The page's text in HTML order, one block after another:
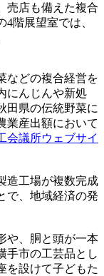
売店も備えた複合
階展望室では、
などの複合経営を
にんじんや新処
田県の伝統野菜に
業産出額において
会議所ウェブサイ
造工場が複数完成
で、地域経済の発
や、胴と頭が一本
手市の工芸品とし
を設けて子どもた